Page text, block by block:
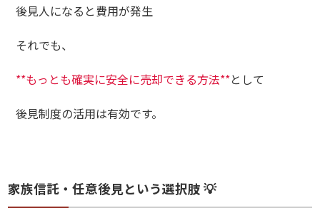
後見人になると費用が発生
それでも、
**もっとも確実に安全に売却できる方法**として
後見制度の活用は有効です。
家族信託・任意後見という選択肢 💡